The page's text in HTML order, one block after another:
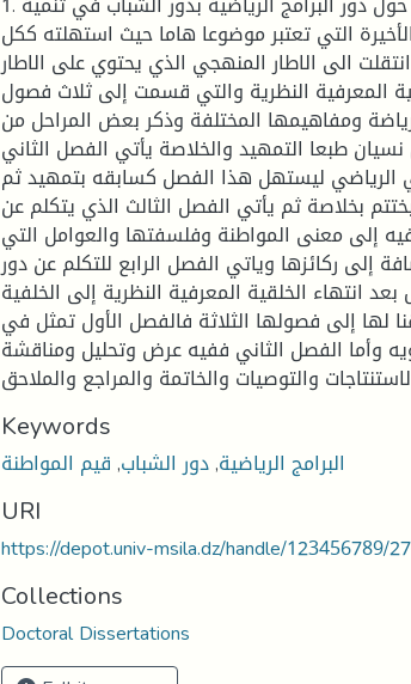
التي تعتبر موضوعا هاما حيث استهلته ككل
الى الاطار المنهجي الذي يحتوي على الاطار
المعرفية النظرية والتي قسمت إلى ثلاث فصول
ومفاهيمها المختلفة وذكر بعض المراحل من
طبعا التمهيد والخلاصة يأتي الفصل الثاني
الرياضي ليستهل هذا الفصل كسابقه بتمهيد ثم
بخلاصة ثم يأتي الفصل الثالث الذي يتكلم عن
إلى معنى المواطنة وفلسفتها والعوامل التي
إلى ركائزها وياتي الفصل الرابع للتكلم عن دور
انتهاء الخلقية المعرفية النظرية إلى الخلفية
لها إلى فصولها الثلاثة فالفصل الأول تمثل في
وأما الفصل الثاني ففيه عرض وتحليل ومناقشة
Keywords
البرامج الرياضية,دور الشباب,قيم المواطنة
URI
https://depot.univ-msila.dz/handle/123456789/
Collections
Doctoral Dissertations